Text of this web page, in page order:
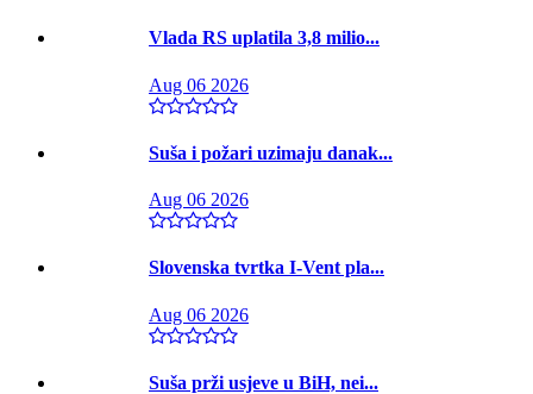
Vlada RS uplatila 3,8 milio...
Aug 06 2026
Suša i požari uzimaju danak...
Aug 06 2026
Slovenska tvrtka I-Vent pla...
Aug 06 2026
Suša prži usjeve u BiH, nei...